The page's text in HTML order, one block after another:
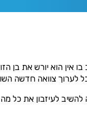
אין הוא יורש את בן
לערוך צוואה חדשה
לעיזבון את כל